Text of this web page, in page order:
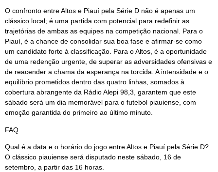
O confronto entre Altos e Piauí pela Série D não é apenas um
clássico local; é uma partida com potencial para redefinir as
trajetórias de ambas as equipes na competição nacional. Para o
Piauí, é a chance de consolidar sua boa fase e afirmar-se como
um candidato forte à classificação. Para o Altos, é a oportunidade
de uma redenção urgente, de superar as adversidades ofensivas e
de reacender a chama da esperança na torcida. A intensidade e o
equilíbrio prometidos dentro das quatro linhas, somados à
cobertura abrangente da Rádio Alepi 98,3, garantem que este
sábado será um dia memorável para o futebol piauiense, com
emoção garantida do primeiro ao último minuto.
FAQ
Qual é a data e o horário do jogo entre Altos e Piauí pela Série D?
O clássico piauiense será disputado neste sábado, 16 de
setembro, a partir das 16 horas.